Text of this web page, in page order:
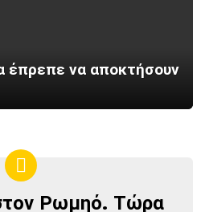
έπρεπε να αποκτήσουν
Ρωμηό. Τώρα